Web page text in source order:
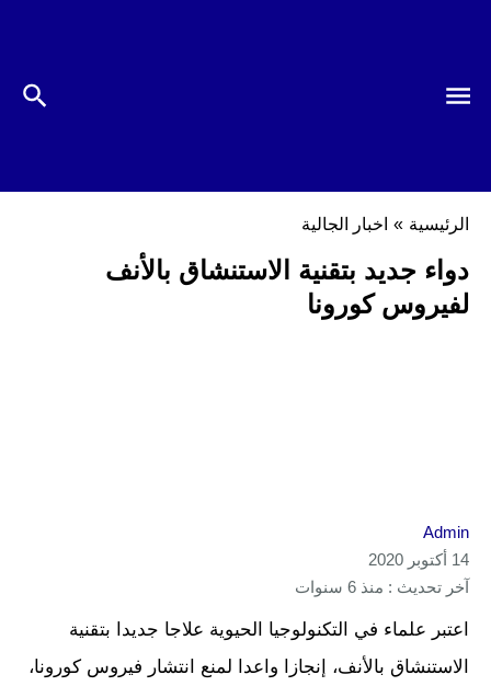
الرئيسية » اخبار الجالية
دواء جديد بتقنية الاستنشاق بالأنف
لفيروس كورونا
Admin
14 أكتوبر 2020
آخر تحديث : منذ 6 سنوات
اعتبر علماء في التكنولوجيا الحيوية علاجا جديدا بتقنية
الاستنشاق بالأنف، إنجازا واعدا لمنع انتشار فيروس كورونا،